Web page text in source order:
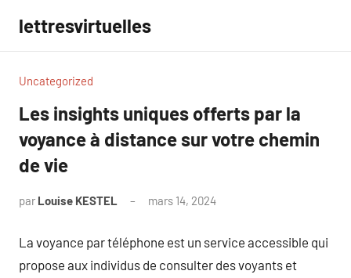
contenu
lettresvirtuelles
Uncategorized
Les insights uniques offerts par la
voyance à distance sur votre chemin
de vie
par Louise KESTEL mars 14, 2024
La voyance par téléphone est un service accessible qui
propose aux individus de consulter des voyants et